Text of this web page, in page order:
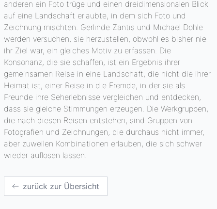
anderen ein Foto trüge und einen dreidimensionalen Blick
auf eine Landschaft erlaubte, in dem sich Foto und
Zeichnung mischten. Gerlinde Zantis und Michael Dohle
werden versuchen, sie herzustellen, obwohl es bisher nie
ihr Ziel war, ein gleiches Motiv zu erfassen. Die
Konsonanz, die sie schaffen, ist ein Ergebnis ihrer
gemeinsamen Reise in eine Landschaft, die nicht die ihrer
Heimat ist, einer Reise in die Fremde, in der sie als
Freunde ihre Seherlebnisse vergleichen und entdecken,
dass sie gleiche Stimmungen erzeugen. Die Werkgruppen,
die nach diesen Reisen entstehen, sind Gruppen von
Fotografien und Zeichnungen, die durchaus nicht immer,
aber zuweilen Kombinationen erlauben, die sich schwer
wieder auflösen lassen.
zurück zur Übersicht